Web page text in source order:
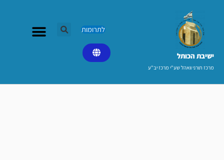
ישיבת הכותל​
מרכז תורני וואהל שע"י מרכז יב"ע
לתרומות